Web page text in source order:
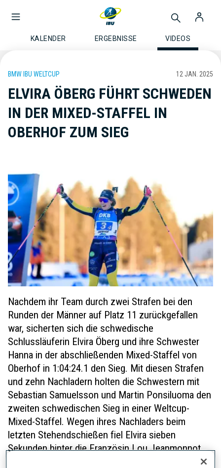
KALENDER ERGEBNISSE VIDEOS
BMW IBU WELTCUP 12 JAN. 2025
ELVIRA ÖBERG FÜHRT SCHWEDEN
IN DER MIXED-STAFFEL IN
OBERHOF ZUM SIEG
Nachdem ihr Team durch zwei Strafen bei den
Runden der Männer auf Platz 11 zurückgefallen
war, sicherten sich die schwedische
Schlussläuferin Elvira Öberg und ihre Schwester
Hanna in der abschließenden Mixed-Staffel von
Oberhof in 1:04:24.1 den Sieg. Mit diesen Strafen
und zehn Nachladern holten die Schwestern mit
Sebastian Samuelsson und Martin Ponsiluoma den
zweiten schwedischen Sieg in einer Weltcup-
Mixed-Staffel. Wegen ihres Nachladers beim
letzten Stehendschießen fiel Elvira sieben
Sekunden hinter die Französin Lou Jeanmonnot